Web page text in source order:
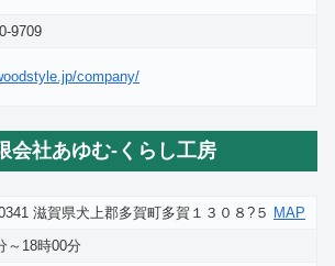
9709
company/
会社あゆむ‐くらし工房
滋賀県犬上郡多賀町多賀１３０８?５ MAP
～18時00分